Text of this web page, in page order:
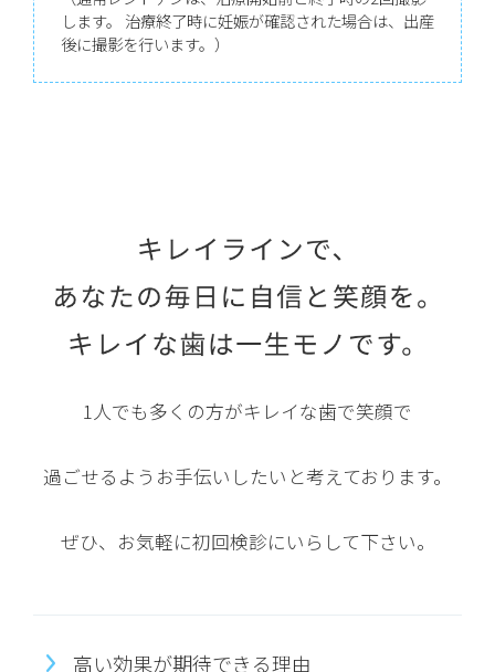
します。 治療終了時に妊娠が確認された場合は、出産
後に撮影を行います。）
1人でも多くの方がキレイな歯で笑顔で
過ごせるようお手伝いしたいと考えております。
ぜひ、お気軽に初回検診にいらして下さい。
高い効果が期待できる理由